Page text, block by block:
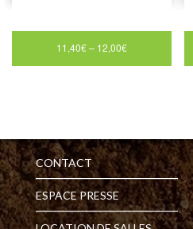
11,40€– 12,00€
CONTACT
ESPACE PRESSE